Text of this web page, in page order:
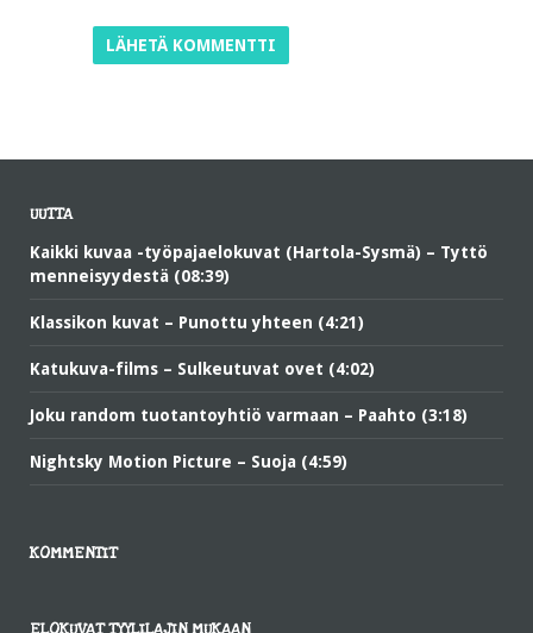
UUTTA
Kaikki kuvaa -työpajaelokuvat (Hartola-Sysmä) – Tyttö
menneisyydestä (08:39)
Klassikon kuvat – Punottu yhteen (4:21)
Katukuva-films – Sulkeutuvat ovet (4:02)
Joku random tuotantoyhtiö varmaan – Paahto (3:18)
Nightsky Motion Picture – Suoja (4:59)
KOMMENTIT